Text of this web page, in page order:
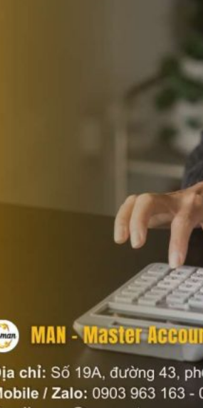
Công cụ kiểm tra đối tượng bắt
kiểm toán
tích chuyên sâu
dẫn thực hành